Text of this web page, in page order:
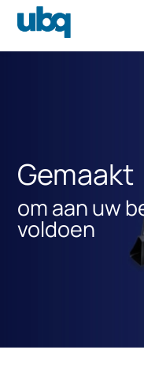
Gemaakt
om aan uw
voldoen